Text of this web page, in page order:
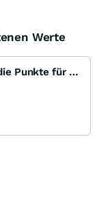
Werte
US TECH 100 - Welche Titel liefern die Punkte für das nächste ATH ?